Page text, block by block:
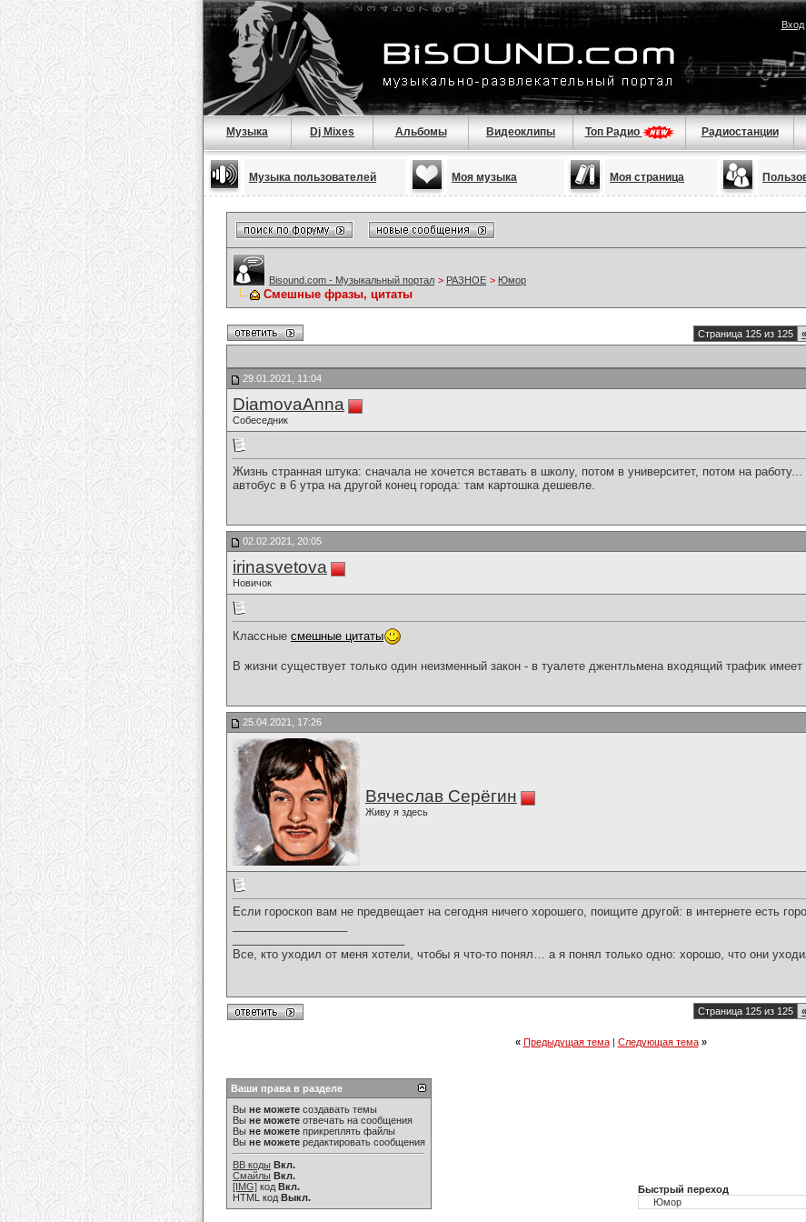
Вход
Музыка Dj Mixes Альбомы Видеоклипы Топ Радио Радиостанции
Музыка пользователей Моя музыка Моя страница
Bisound.com - Музыкальный портал > РАЗНОЕ > Юмор
Смешные фразы, цитаты
Страница 125 из 125 «
29.01.2021, 11:04
DiamovaAnna
Собеседник
Жизнь странная штука: сначала не хочется вставать в школу, потом в университет, потом на
автобус в 6 утра на другой конец города: там картошка дешевле.
02.02.2021, 20:05
irinasvetova
Новичок
Классные смешные цитаты
В жизни существует только один неизменный закон - в туалете джентльмена входящий трафик имеет
25.04.2021, 17:26
Вячеслав Серёгин
Живу я здесь
Если гороскоп вам не предвещает на сегодня ничего хорошего, поищите другой: в интернете есть
Все, кто уходил от меня хотели, чтобы я что-то понял… а я понял только одно: хорошо, что они
Страница 125 из 125 «
« Предыдущая тема| Следующая тема »
Ваши права в разделе
Вы не можете создавать темы
Вы не можете отвечать на сообщения
Вы не можете прикреплять файлы
Вы не можете редактировать сообщения
BB коды Вкл.
Смайлы Вкл.
[IMG] код Вкл.
HTML код Выкл.
Быстрый переход